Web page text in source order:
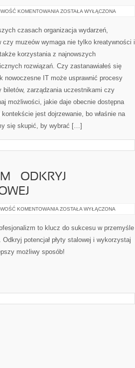
KOMENTOWANIA DOJRZEWANIE:
I
WYZWANIA!
ZOSTAŁA WYŁĄCZONA
czasach organizacja wydarzeń,
czy muzeów wymaga nie tylko kreatywności i
korzystania z najnowszych
rozwiązań. Czy zastanawiałeś się
nowoczesne IT może usprawnić procesy
biletów, zarządzania uczestnikami czy
możliwości, jakie daje obecnie dostępna
jest dojrzewanie, bo właśnie na
się skupić, by wybrać […]
– ODKRYJ
KOMENTOWANIA PASJA
ODKRYJ
PŁYTY
ZOSTAŁA WYŁĄCZONA
to klucz do sukcesu w przemyśle
Odkryj potencjał płyty stalowej i wykorzystaj
możliwy sposób!